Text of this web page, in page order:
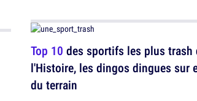
Top 10 des sportifs les plus trash
l'Histoire, les dingos dingues sur
du terrain